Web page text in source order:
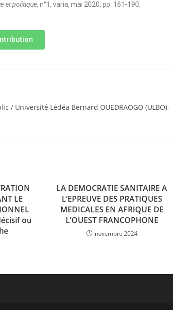
et politique, n°1, varia, mai 2020, pp. 161-190.
Université Lédéa Bernard OUEDRAOGO (ULBO)-
LE
ou
LA DEMOCRATIE SANITAIRE A
L’EPREUVE DES PRATIQUES
MEDICALES EN AFRIQUE DE
L’OUEST FRANCOPHONE
novembre 2024